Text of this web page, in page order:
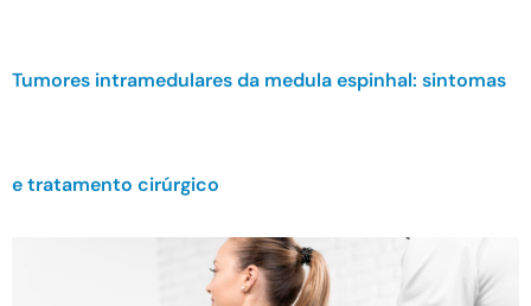
Tumores intramedulares da medula espinhal: sintomas
e tratamento cirúrgico